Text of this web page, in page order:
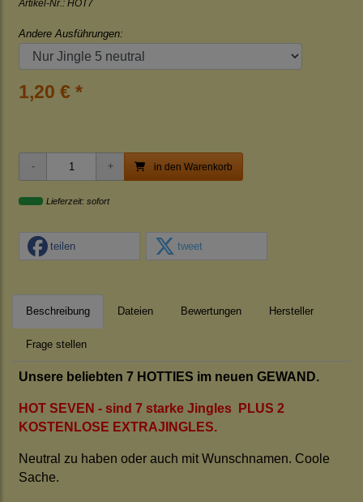
Artikel-Nr.: HOT7
Andere Ausführungen:
1,20 € *
in den Warenkorb
Lieferzeit: sofort
teilen tweet
Beschreibung Dateien Bewertungen Hersteller
Frage stellen
Unsere beliebten 7 HOTTIES im neuen GEWAND.
HOT SEVEN - sind 7 starke Jingles PLUS 2
KOSTENLOSE EXTRAJINGLES.
Neutral zu haben oder auch mit Wunschnamen. Coole
Sache.